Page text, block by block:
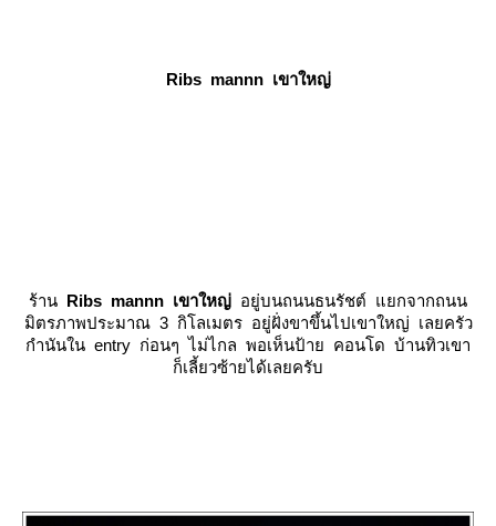
Ribs mannn เขาใหญ่
ร้าน Ribs mannn เขาใหญ่ อยู่บนถนนธนรัชต์ แยกจากถนน
มิตรภาพประมาณ 3 กิโลเมตร อยู่ฝั่งขาขึ้นไปเขาใหญ่ เลยครัว
กำนันใน entry ก่อนๆ ไม่ไกล พอเห็นป้าย คอนโด บ้านทิวเขา
ก็เลี้ยวซ้ายได้เลยครับ